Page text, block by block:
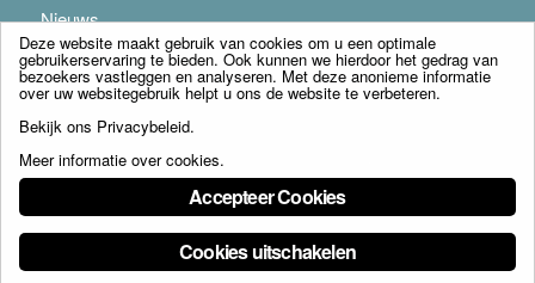
Nieuws
© Copyright - Franciscus Huis Weert B.V. - webdesign:
Deze website maakt gebruik van cookies om u een optimale
gebruikerservaring te bieden. Ook kunnen we hierdoor het gedrag van
bezoekers vastleggen en analyseren. Met deze anonieme informatie
over uw websitegebruik helpt u ons de website te verbeteren.
Bekijk ons Privacybeleid.
Meer informatie over cookies.
Accepteer Cookies
Cookies uitschakelen